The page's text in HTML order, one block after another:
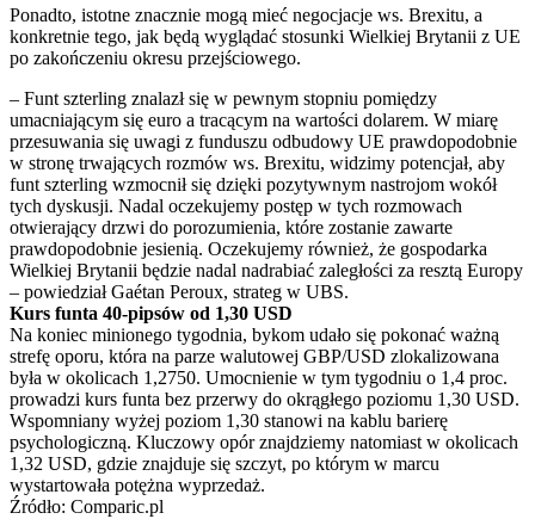
Ponadto, istotne znacznie mogą mieć negocjacje ws. Brexitu, a
konkretnie tego, jak będą wyglądać stosunki Wielkiej Brytanii z UE
po zakończeniu okresu przejściowego.
– Funt szterling znalazł się w pewnym stopniu pomiędzy
umacniającym się euro a tracącym na wartości dolarem. W miarę
przesuwania się uwagi z funduszu odbudowy UE prawdopodobnie
w stronę trwających rozmów ws. Brexitu, widzimy potencjał, aby
funt szterling wzmocnił się dzięki pozytywnym nastrojom wokół
tych dyskusji. Nadal oczekujemy postęp w tych rozmowach
otwierający drzwi do porozumienia, które zostanie zawarte
prawdopodobnie jesienią. Oczekujemy również, że gospodarka
Wielkiej Brytanii będzie nadal nadrabiać zaległości za resztą Europy
– powiedział Gaétan Peroux, strateg w UBS.
Kurs funta 40-pipsów od 1,30 USD
Na koniec minionego tygodnia, bykom udało się pokonać ważną
strefę oporu, która na parze walutowej GBP/USD zlokalizowana
była w okolicach 1,2750. Umocnienie w tym tygodniu o 1,4 proc.
prowadzi kurs funta bez przerwy do okrągłego poziomu 1,30 USD.
Wspomniany wyżej poziom 1,30 stanowi na kablu barierę
psychologiczną. Kluczowy opór znajdziemy natomiast w okolicach
1,32 USD, gdzie znajduje się szczyt, po którym w marcu
wystartowała potężna wyprzedaż.
Źródło: Comparic.pl